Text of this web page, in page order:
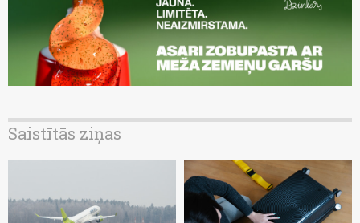
Saistītās ziņas